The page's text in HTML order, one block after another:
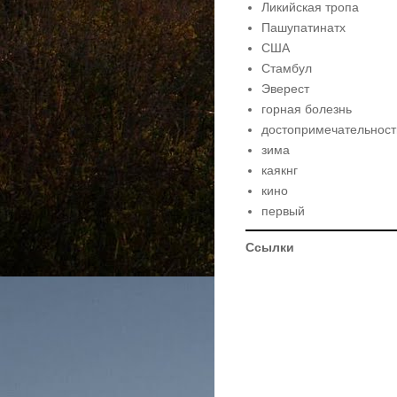
Ликийская тропа
Пашупатинатх
США
Стамбул
Эверест
горная болезнь
зима
каякнг
кино
первый
Ссылки